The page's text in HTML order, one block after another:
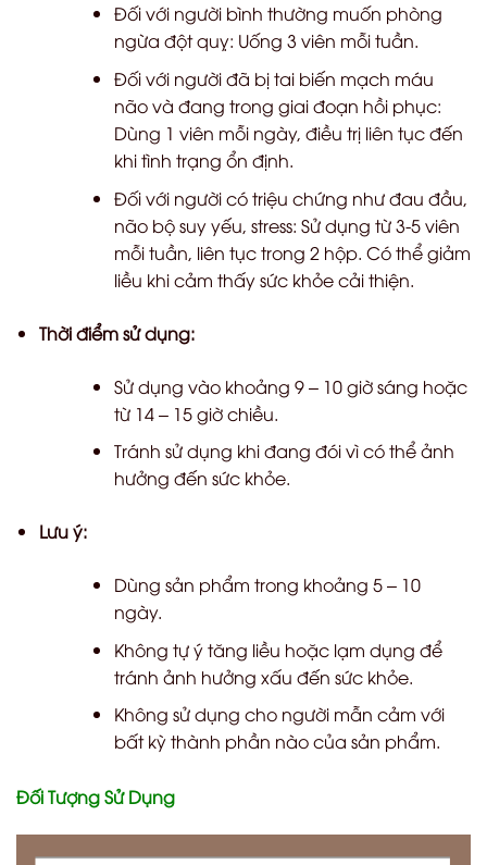
Đối với người bình thường muốn phòng
ngừa đột quỵ: Uống 3 viên mỗi tuần.
Đối với người đã bị tai biến mạch máu
não và đang trong giai đoạn hồi phục:
Dùng 1 viên mỗi ngày, điều trị liên tục đến
khi tình trạng ổn định.
Đối với người có triệu chứng như đau đầu,
não bộ suy yếu, stress: Sử dụng từ 3-5 viên
mỗi tuần, liên tục trong 2 hộp. Có thể giảm
liều khi cảm thấy sức khỏe cải thiện.
Thời điểm sử dụng:
Sử dụng vào khoảng 9 – 10 giờ sáng hoặc
từ 14 – 15 giờ chiều.
Tránh sử dụng khi đang đói vì có thể ảnh
hưởng đến sức khỏe.
Lưu ý:
Dùng sản phẩm trong khoảng 5 – 10
ngày.
Không tự ý tăng liều hoặc lạm dụng để
tránh ảnh hưởng xấu đến sức khỏe.
Không sử dụng cho người mẫn cảm với
bất kỳ thành phần nào của sản phẩm.
Đối Tượng Sử Dụng